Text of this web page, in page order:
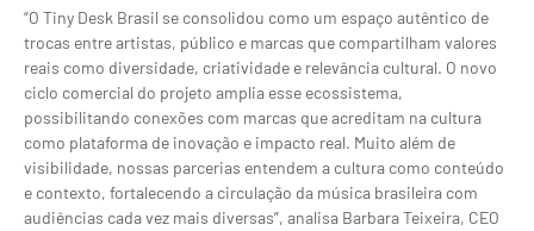
“O Tiny Desk Brasil se consolidou como um espaço autêntico de
trocas entre artistas, público e marcas que compartilham valores
reais como diversidade, criatividade e relevância cultural. O novo
ciclo comercial do projeto amplia esse ecossistema,
possibilitando conexões com marcas que acreditam na cultura
como plataforma de inovação e impacto real. Muito além de
visibilidade, nossas parcerias entendem a cultura como conteúdo
e contexto, fortalecendo a circulação da música brasileira com
audiências cada vez mais diversas”, analisa Barbara Teixeira, CEO